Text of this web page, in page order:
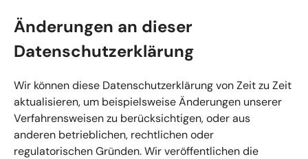
Änderungen an dieser
Datenschutzerklärung
Wir können diese Datenschutzerklärung von Zeit zu Zeit
aktualisieren, um beispielsweise Änderungen unserer
Verfahrensweisen zu berücksichtigen, oder aus
anderen betrieblichen, rechtlichen oder
regulatorischen Gründen. Wir veröffentlichen die